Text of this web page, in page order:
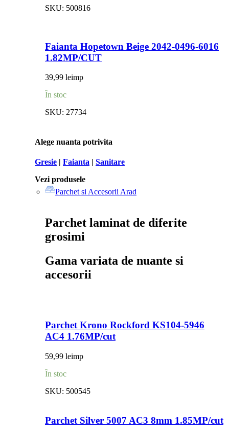
SKU: 500816
Faianta Hopetown Beige 2042-0496-6016
1.82MP/CUT
39,99 leimp
În stoc
SKU: 27734
Alege nuanta potrivita
Gresie | Faianta | Sanitare
Vezi produsele
Parchet si Accesorii Arad
Parchet laminat de diferite
grosimi
Gama variata de nuante si
accesorii
Parchet Krono Rockford KS104-5946
AC4 1.76MP/cut
59,99 leimp
În stoc
SKU: 500545
Parchet Silver 5007 AC3 8mm 1.85MP/cut